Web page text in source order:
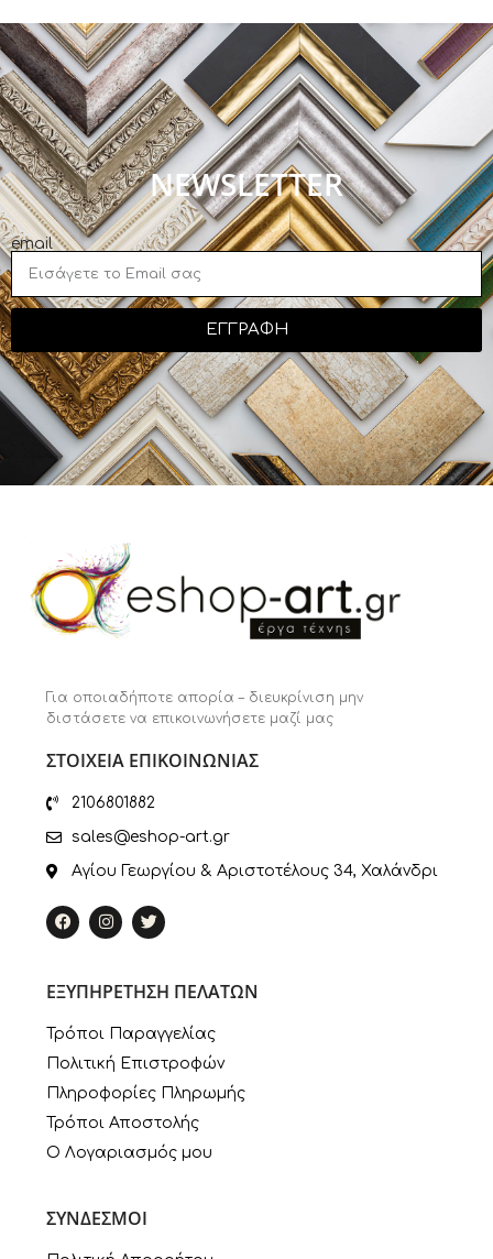
NEWSLETTER
email
ΕΓΓΡΑΦΗ
Για οποιαδήποτε απορία – διευκρίνιση μην
διστάσετε να επικοινωνήσετε μαζί μας
ΣΤΟΙΧΕΙΑ ΕΠΙΚΟΙΝΩΝΙΑΣ
2106801882
sales@eshop-art.gr
Αγίου Γεωργίου & Αριστοτέλους 34, Χαλάνδρι
ΕΞΥΠΗΡΕΤΗΣΗ ΠΕΛΑΤΩΝ
Τρόποι Παραγγελίας
Πολιτική Επιστροφών
Πληροφορίες Πληρωμής
Τρόποι Αποστολής
Ο Λογαριασμός μου
ΣΥΝΔΕΣΜΟΙ